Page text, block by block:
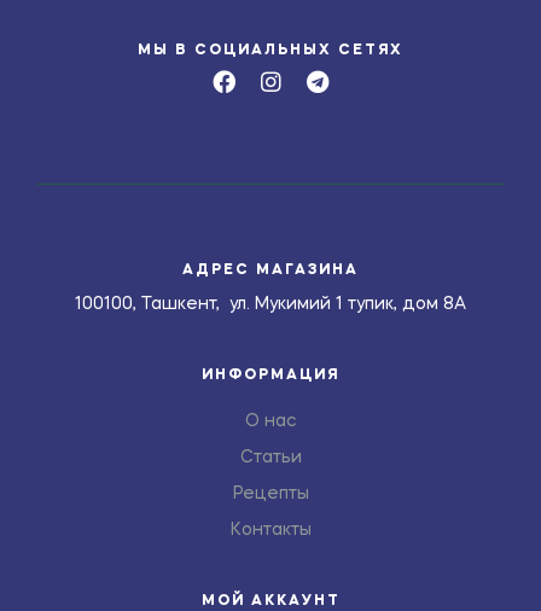
МЫ В СОЦИАЛЬНЫХ СЕТЯХ
АДРЕС МАГАЗИНА
100100, Ташкент, ул. Мукимий 1 тупик, дом 8А
ИНФОРМАЦИЯ
О нас
Статьи
Рецепты
Контакты
МОЙ АККАУНТ